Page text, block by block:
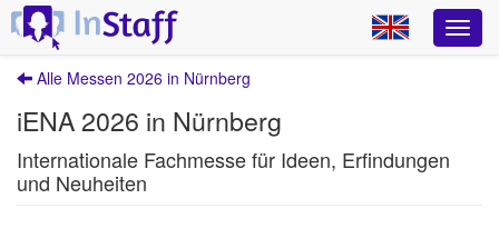
Alle Messen 2026 in Nürnberg
iENA 2026 in Nürnberg
Internationale Fachmesse für Ideen, Erfindungen
und Neuheiten